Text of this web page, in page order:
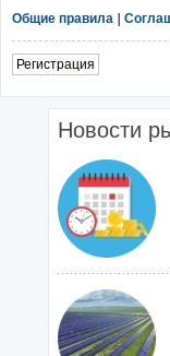
Общие правила |
Регистрация
Новости